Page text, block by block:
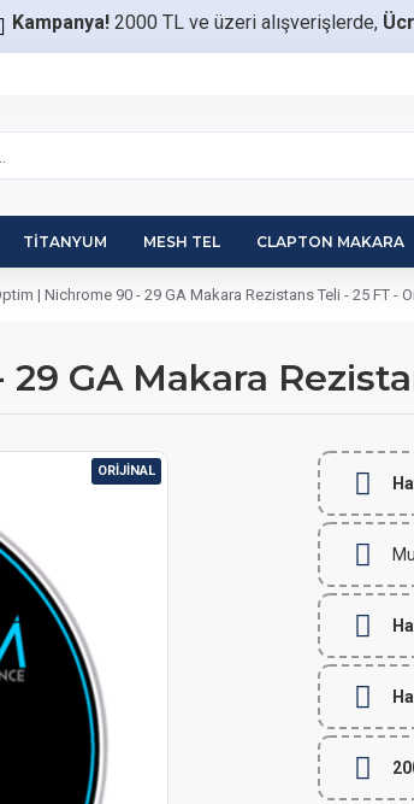
Kampanya! 2000 TL ve üzeri alışverişlerde,
TITANYUM MESH TEL CLAPTON MAKARA
| Nichrome 90 - 29 GA Makara Rezistans Teli - 25 FT -
GA Makara
ORIJINAL